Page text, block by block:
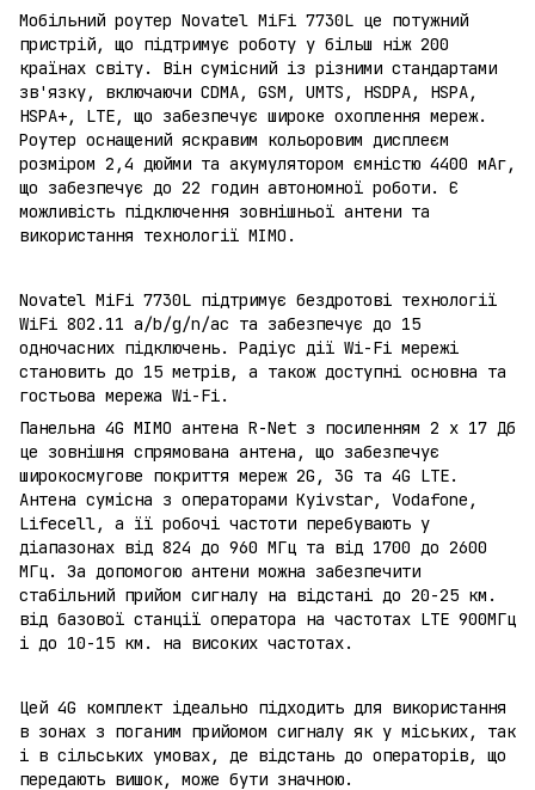
Мобільний роутер Novatel MiFi 7730L це потужний
пристрій, що підтримує роботу у більш ніж 200
країнах світу. Він сумісний із різними стандартами
зв'язку, включаючи CDMA, GSM, UMTS, HSDPA, HSPA,
HSPA+, LTE, що забезпечує широке охоплення мереж.
Роутер оснащений яскравим кольоровим дисплеєм
розміром 2,4 дюйми та акумулятором ємністю 4400 мАг,
що забезпечує до 22 годин автономної роботи. Є
можливість підключення зовнішньої антени та
використання технології MIMO.
Novatel MiFi 7730L підтримує бездротові технології
WiFi 802.11 a/b/g/n/ac та забезпечує до 15
одночасних підключень. Радіус дії Wi-Fi мережі
становить до 15 метрів, а також доступні основна та
гостьова мережа Wi-Fi.
Панельна 4G MIMO антена R-Net з посиленням 2 x 17 Дб
це зовнішня спрямована антена, що забезпечує
широкосмугове покриття мереж 2G, 3G та 4G LTE.
Антена сумісна з операторами Kyivstar, Vodafone,
Lifecell, а її робочі частоти перебувають у
діапазонах від 824 до 960 МГц та від 1700 до 2600
МГц. За допомогою антени можна забезпечити
стабільний прийом сигналу на відстані до 20-25 км.
від базової станції оператора на частотах LTE 900МГц
і до 10-15 км. на високих частотах.
Цей 4G комплект ідеально підходить для використання
в зонах з поганим прийомом сигналу як у міських, так
і в сільських умовах, де відстань до операторів, що
передають вишок, може бути значною.